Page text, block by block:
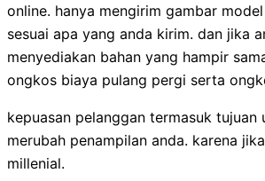
online. hanya mengirim gambar
sesuai apa yang anda kirim. dan jika
menyediakan bahan yang hampir
ongkos biaya pulang pergi serta
kepuasan pelanggan termasuk
merubah penampilan anda. karena
millenial.